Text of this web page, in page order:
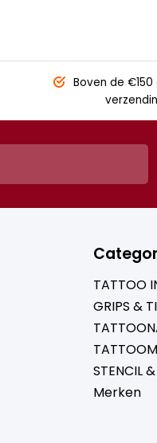
Boven de €150
TATTOO
GRIPS &
STENCIL
Merken